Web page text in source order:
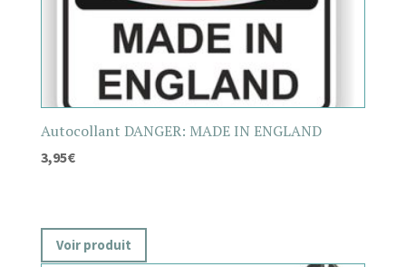
Autocollant DANGER: MADE IN ENGLAND
3,95€
Voir produit